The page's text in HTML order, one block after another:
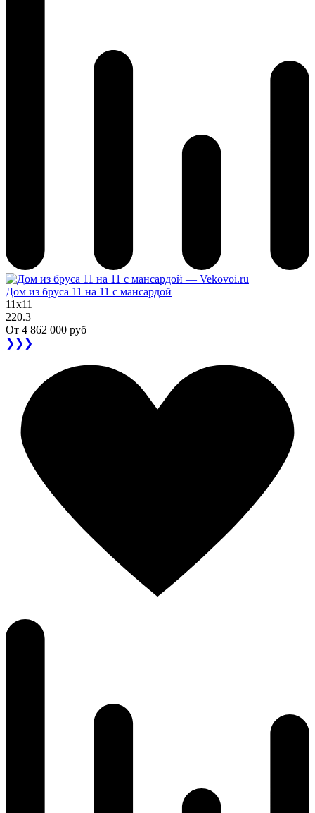
Дом из бруса 11 на 11 с мансардой
11x11
220.3
От 4 862 000 руб
❯❯❯